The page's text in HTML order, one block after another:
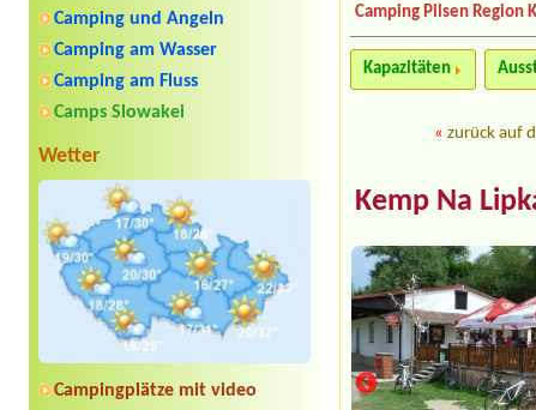
Camping und Angeln
Camping am Wasser
Camping am Fluss
Camps Slowakei
Wetter
Campingplätze mit video
Camping Pilsen Region
Kapazitäten
«zurück auf
Kemp Na